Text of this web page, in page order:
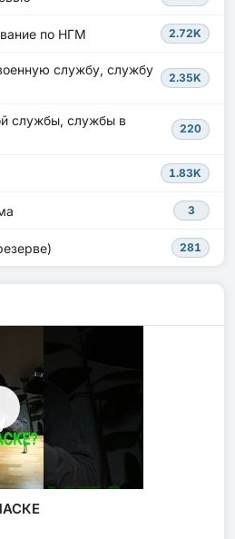
по НГМ 2.72K
службу, службу
2.35K
службы, службы в
220
1.83K
3
281